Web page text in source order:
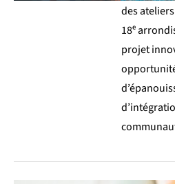
des
18ᵉ
projet